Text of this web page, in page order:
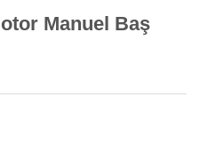
Manuel Baş